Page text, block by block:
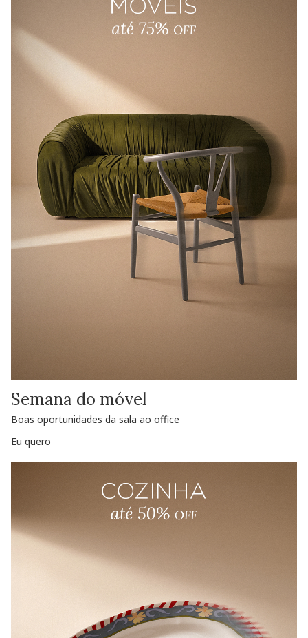
Semana do móvel
Boas oportunidades da sala ao office
Eu quero